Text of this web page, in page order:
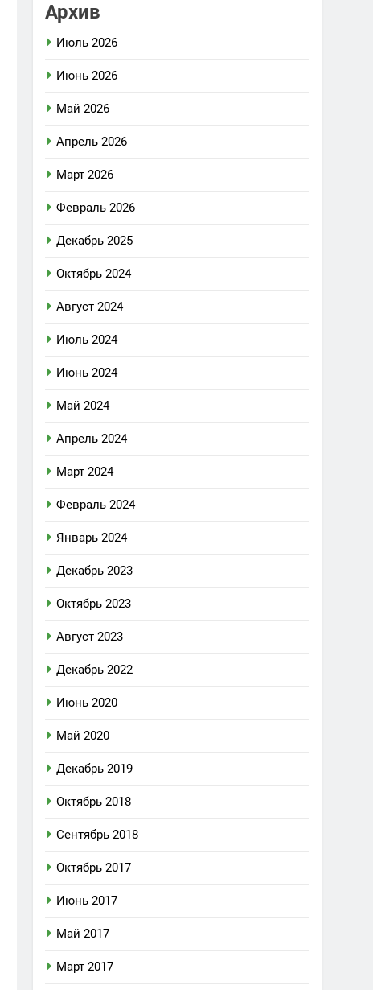
Архив
Июль 2026
Июнь 2026
Май 2026
Апрель 2026
Март 2026
Февраль 2026
Декабрь 2025
Октябрь 2024
Август 2024
Июль 2024
Июнь 2024
Май 2024
Апрель 2024
Март 2024
Февраль 2024
Январь 2024
Декабрь 2023
Октябрь 2023
Август 2023
Декабрь 2022
Июнь 2020
Май 2020
Декабрь 2019
Октябрь 2018
Сентябрь 2018
Октябрь 2017
Июнь 2017
Май 2017
Март 2017